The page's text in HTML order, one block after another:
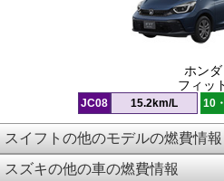
ホンダ
フィッ
JC08 15.2km/L 10
スイフトの他のモデルの燃費情報
スズキの他の車の燃費情報